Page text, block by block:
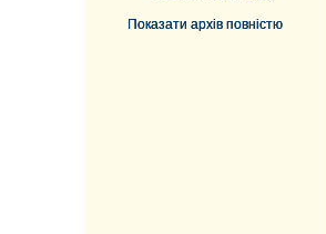
Показати архів повністю